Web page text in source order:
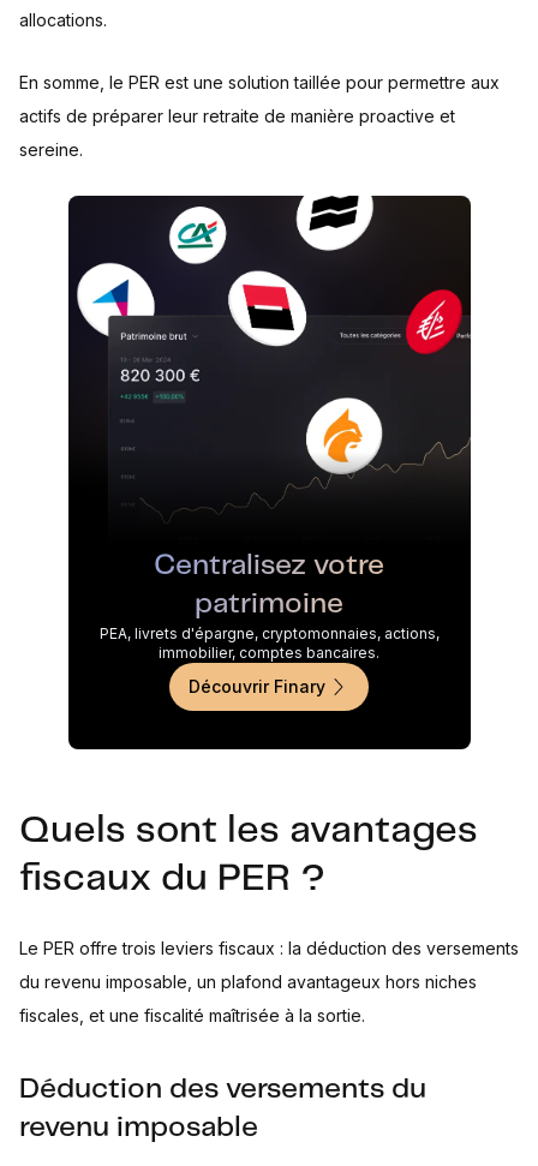
allocations.
En somme, le PER est une solution taillée pour permettre aux
actifs de préparer leur retraite de manière proactive et
sereine.
Centralisez votre
patrimoine
PEA, livrets d'épargne, cryptomonnaies, actions,
immobilier, comptes bancaires.
Découvrir Finary
Quels sont les avantages
fiscaux du PER ?
Le PER offre trois leviers fiscaux : la déduction des versements
du revenu imposable, un plafond avantageux hors niches
fiscales, et une fiscalité maîtrisée à la sortie.
Déduction des versements du
revenu imposable